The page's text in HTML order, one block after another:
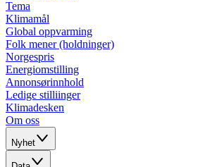
Tema
Klimamål
Global oppvarming
Folk mener (holdninger)
Norgespris
Energiomstilling
Annonsørinnhold
Ledige stilliinger
Klimadesken
Om oss
Nyhet